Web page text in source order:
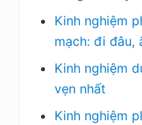
Kinh nghiệm
mạch: đi đâu,
Kinh nghiệm
vẹn nhất
Kinh nghiệm